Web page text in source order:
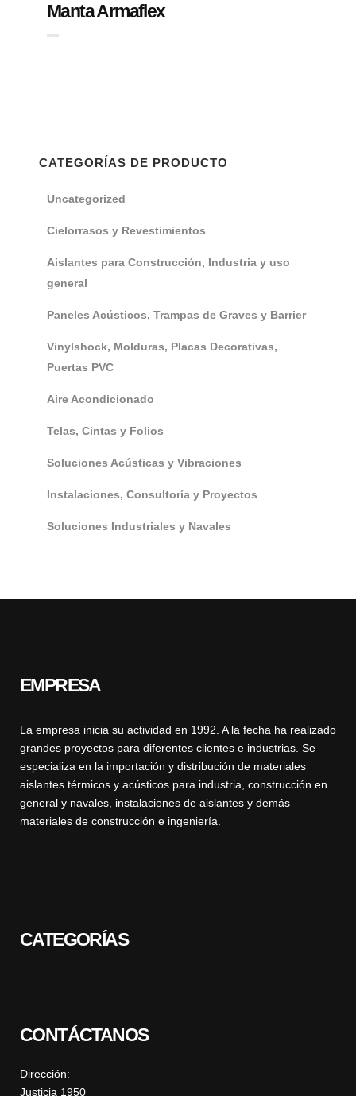
Manta Armaflex
CATEGORÍAS DE PRODUCTO
Uncategorized
Cielorrasos y Revestimientos
Aislantes para Construcción, Industria y uso
general
Paneles Acústicos, Trampas de Graves y Barrier
Vinylshock, Molduras, Placas Decorativas,
Puertas PVC
Aire Acondicionado
Telas, Cintas y Folios
Soluciones Acústicas y Vibraciones
Instalaciones, Consultoría y Proyectos
Soluciones Industriales y Navales
EMPRESA
La empresa inicia su actividad en 1992. A la fecha ha realizado
grandes proyectos para diferentes clientes e industrias. Se
especializa en la importación y distribución de materiales
aislantes térmicos y acústicos para industria, construcción en
general y navales, instalaciones de aislantes y demás
materiales de construcción e ingeniería.
CATEGORÍAS
CONTÁCTANOS
Dirección:
Justicia 1950